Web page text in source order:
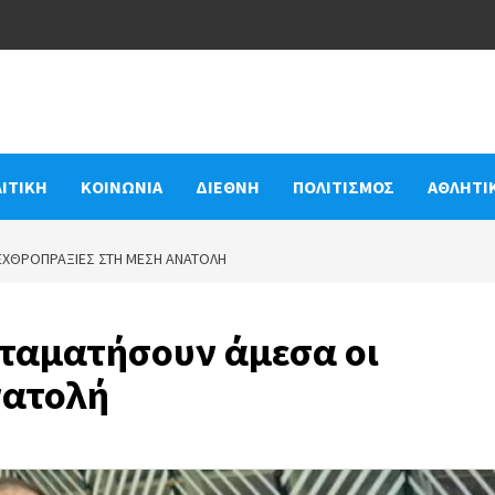
ΚΟΙΝΩΝΙΑ ΔΙΕΘΝΗ ΠΟΛΙΤΙΣΜΟΣ
ΣΤΗ ΜΈΣΗ ΑΝΑΤΟΛΉ
άμεσα οι